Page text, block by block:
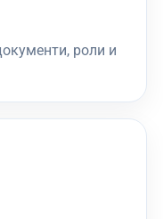
роли и